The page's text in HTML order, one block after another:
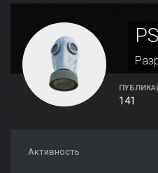
141
Активность